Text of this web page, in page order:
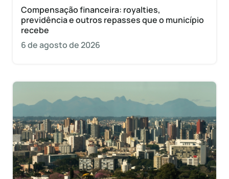
Compensação financeira: royalties,
previdência e outros repasses que o município
recebe
6 de agosto de 2026